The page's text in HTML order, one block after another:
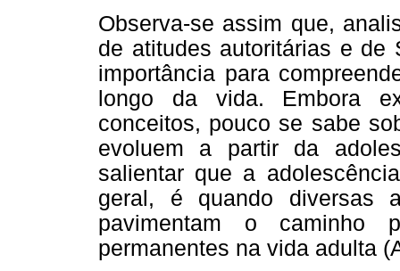
Observa-se assim que,
de atitudes autoritárias e de
importância para
longo da vida. Embora
conceitos, pouco se sabe
evoluem a partir da
salientar que a
geral, é quando diversas
pavimentam o caminho
permanentes na vida adulta